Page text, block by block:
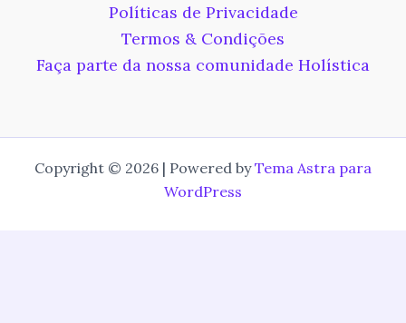
Políticas de Privacidade
Termos & Condições
Faça parte da nossa comunidade Holística
Copyright © 2026 | Powered byTema Astra para
WordPress